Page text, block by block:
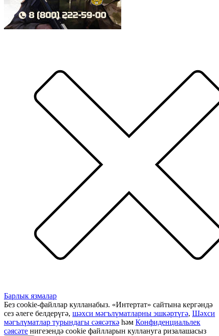
Барлык язмалар
Без cookie-файллар кулланабыз. «Интертат» сайтына кергәндә
сез әлеге белдерүгә, шәхси мәгълүматларны эшкәртүгә, Шәхси
мәгълүматлар турындагы сәясәткә һәм Конфиденциальлек
сәясәте нигезендә cookie файлларын куллануга ризалашасыз